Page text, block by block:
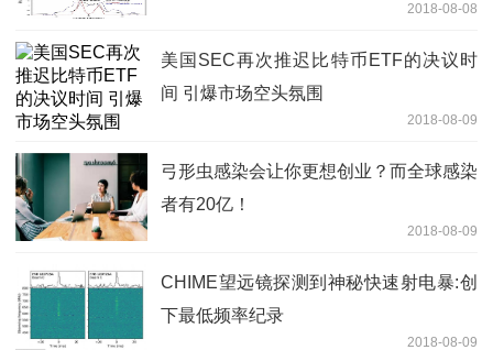
2018-08-08
美国SEC再次推迟比特币ETF的决议时
间 引爆市场空头氛围
2018-08-09
弓形虫感染会让你更想创业？而全球感染
者有20亿！
2018-08-09
CHIME望远镜探测到神秘快速射电暴:创
下最低频率纪录
2018-08-09